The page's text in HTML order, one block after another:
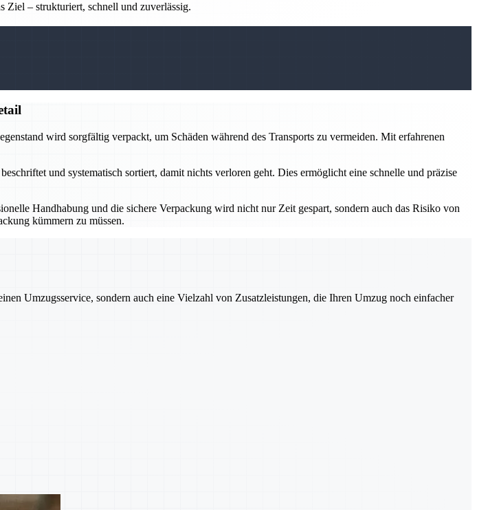
Ziel – strukturiert, schnell und zuverlässig.
wird sorgfältig verpackt, um Schäden während des Transports zu vermeiden. Mit erfahrenen
und systematisch sortiert, damit nichts verloren geht. Dies ermöglicht eine schnelle und präzise
Handhabung und die sichere Verpackung wird nicht nur Zeit gespart, sondern auch das Risiko von
kümmern zu müssen.
Umzugsservice, sondern auch eine Vielzahl von Zusatzleistungen, die Ihren Umzug noch einfacher